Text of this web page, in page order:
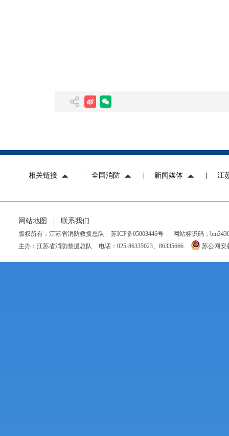
相关链接 全国消防 新闻媒体 江
网站地图 联系我们
版权所有：江苏省消防救援总队 苏ICP备05003446号
网站标识码：
主办：江苏省消防救援总队
电话：025-86335023、86335666 苏公网安